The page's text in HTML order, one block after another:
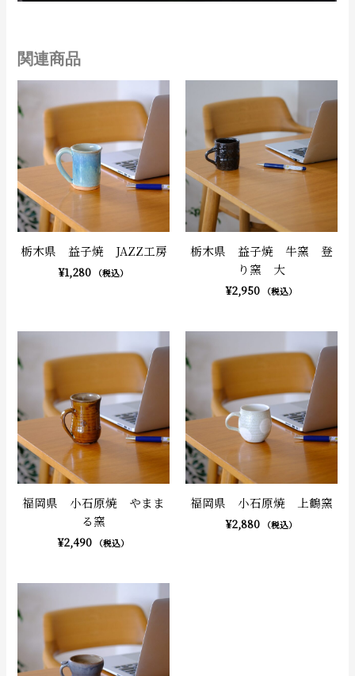
関連商品
栃木県 益子焼 JAZZ工房
¥1,280 （税込）
栃木県 益子焼 牛窯 登
り窯 大
¥2,950 （税込）
福岡県 小石原焼 やまま
る窯
¥2,490 （税込）
福岡県 小石原焼 上鶴窯
¥2,880 （税込）